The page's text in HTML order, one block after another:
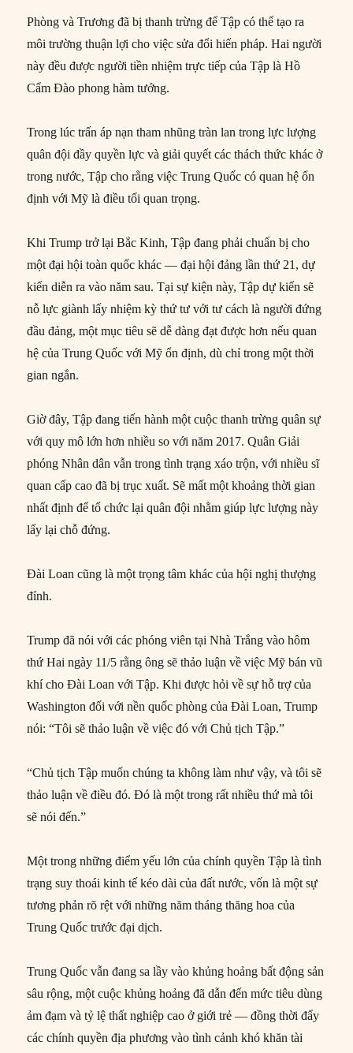
Phòng và Trương đã bị thanh trừng để Tập có thể tạo ra
môi trường thuận lợi cho việc sửa đổi hiến pháp. Hai người
này đều được người tiền nhiệm trực tiếp của Tập là Hồ
Cẩm Đào phong hàm tướng.
Trong lúc trấn áp nạn tham nhũng tràn lan trong lực lượng
quân đội đầy quyền lực và giải quyết các thách thức khác ở
trong nước, Tập cho rằng việc Trung Quốc có quan hệ ổn
định với Mỹ là điều tối quan trọng.
Khi Trump trở lại Bắc Kinh, Tập đang phải chuẩn bị cho
một đại hội toàn quốc khác — đại hội đảng lần thứ 21, dự
kiến diễn ra vào năm sau. Tại sự kiện này, Tập dự kiến sẽ
nỗ lực giành lấy nhiệm kỳ thứ tư với tư cách là người đứng
đầu đảng, một mục tiêu sẽ dễ dàng đạt được hơn nếu quan
hệ của Trung Quốc với Mỹ ổn định, dù chỉ trong một thời
gian ngắn.
Giờ đây, Tập đang tiến hành một cuộc thanh trừng quân sự
với quy mô lớn hơn nhiều so với năm 2017. Quân Giải
phóng Nhân dân vẫn trong tình trạng xáo trộn, với nhiều sĩ
quan cấp cao đã bị trục xuất. Sẽ mất một khoảng thời gian
nhất định để tổ chức lại quân đội nhằm giúp lực lượng này
lấy lại chỗ đứng.
Đài Loan cũng là một trọng tâm khác của hội nghị thượng
đỉnh.
Trump đã nói với các phóng viên tại Nhà Trắng vào hôm
thứ Hai ngày 11/5 rằng ông sẽ thảo luận về việc Mỹ bán vũ
khí cho Đài Loan với Tập. Khi được hỏi về sự hỗ trợ của
Washington đối với nền quốc phòng của Đài Loan, Trump
nói: “Tôi sẽ thảo luận về việc đó với Chủ tịch Tập.”
“Chủ tịch Tập muốn chúng ta không làm như vậy, và tôi sẽ
thảo luận về điều đó. Đó là một trong rất nhiều thứ mà tôi
sẽ nói đến.”
Một trong những điểm yếu lớn của chính quyền Tập là tình
trạng suy thoái kinh tế kéo dài của đất nước, vốn là một sự
tương phản rõ rệt với những năm tháng thăng hoa của
Trung Quốc trước đại dịch.
Trung Quốc vẫn đang sa lầy vào khủng hoảng bất động sản
sâu rộng, một cuộc khủng hoảng đã dẫn đến mức tiêu dùng
ảm đạm và tỷ lệ thất nghiệp cao ở giới trẻ — đồng thời đẩy
các chính quyền địa phương vào tình cảnh khó khăn tài